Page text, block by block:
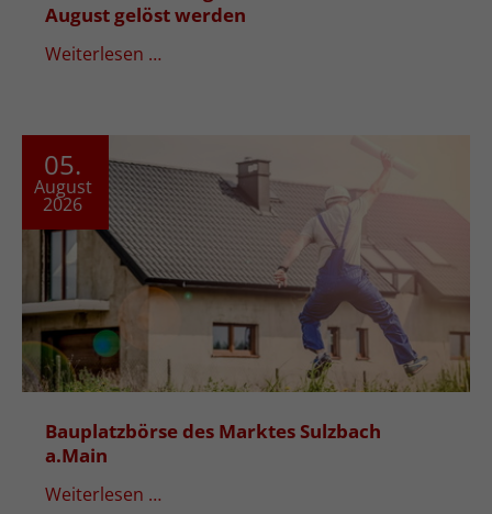
August gelöst werden
Weiterlesen …
05.
August
2026
Bauplatzbörse des Marktes Sulzbach
a.Main
Weiterlesen …